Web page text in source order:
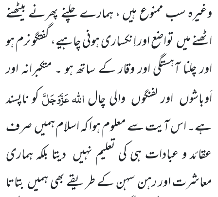
وغیرہ سب ممنوع ہیں ، ہمارے چلنے پھرنے بیٹھنے
اٹھنے میںتواضع اور اِنکساری ہونی چاہیے، گفتگو نرم ہو
اور چلنا آہستگی اور وقار کے ساتھ ہو ۔ متکبرانہ اور
اَوباشوں اور لفنگوں والی چالاللّٰہعَزَّوَجَلَّکو ناپسند
ہے۔ اس آیت سے معلوم ہوا کہ اسلام ہمیںصرف
عقائد و عبادات ہی کی تعلیم نہیں دیتا بلکہ ہماری
معاشرتاور رہن سہن کے طریقے بھی ہمیںبتاتا